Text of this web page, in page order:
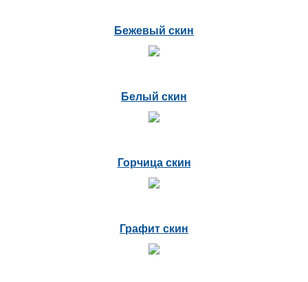
Бежевый скин
Белый скин
Горчица скин
Графит скин